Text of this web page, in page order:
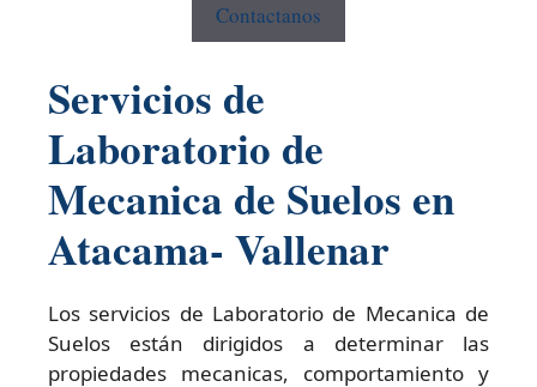
Contactanos
Servicios de
Laboratorio de
Mecanica de Suelos en
Atacama- Vallenar
Los servicios de Laboratorio de Mecanica de
Suelos están dirigidos a determinar las
propiedades mecanicas, comportamiento y